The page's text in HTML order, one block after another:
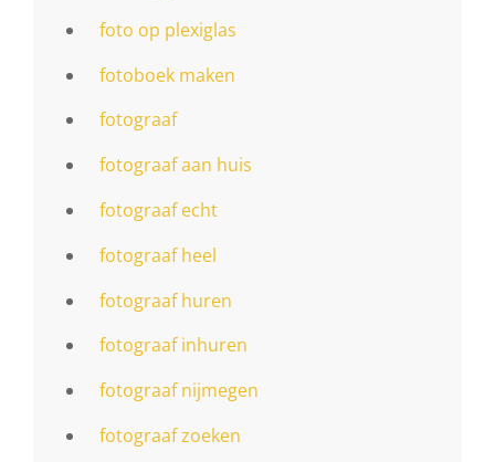
foto op plexiglas
fotoboek maken
fotograaf
fotograaf aan huis
fotograaf echt
fotograaf heel
fotograaf huren
fotograaf inhuren
fotograaf nijmegen
fotograaf zoeken